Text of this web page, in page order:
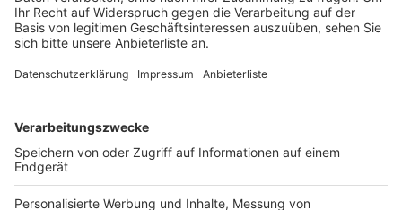
Bei euch läuft das Radio in der Küche, bei uns die
Küche im Radio. Starkoch Nelson Müller lädt uns
Nachkochen oder Nachkochen lassen. Nelson nimmt
uns mit in seine Küche und weiht uns in die
Geheimnisse eines bekannten Profikochs ein. Der
Kitchen Club by Nelson Müller ist etwas für alle